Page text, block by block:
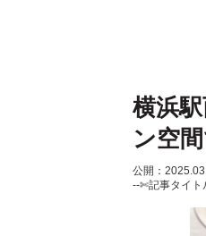
横浜
ン空
公開：
--✄記事タイ